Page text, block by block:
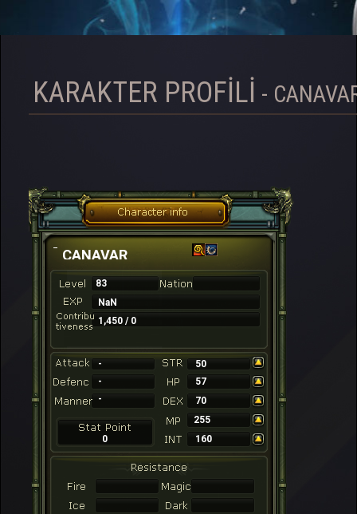
KARAKTER PROFILI -
CANAVAR
83
NaN
1,450 / 0
-
50
-
57
-
70
255
0
160